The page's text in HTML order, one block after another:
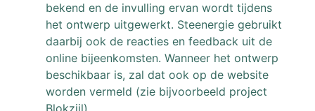
bekend en de invulling ervan wordt tijdens
het ontwerp uitgewerkt. Steenergie gebruikt
daarbij ook de reacties en feedback uit de
online bijeenkomsten. Wanneer het ontwerp
beschikbaar is, zal dat ook op de website
worden vermeld (zie bijvoorbeeld project
Blokzijl).